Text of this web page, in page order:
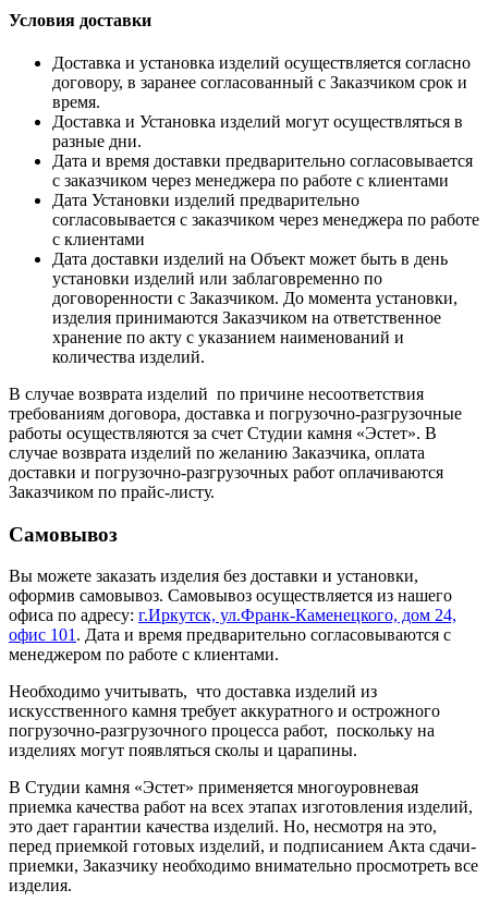
Условия доставки
Доставка и установка изделий осуществляется согласно
договору, в заранее согласованный с Заказчиком срок и
время.
Доставка и Установка изделий могут осуществляться в
разные дни.
Дата и время доставки предварительно согласовывается
с заказчиком через менеджера по работе с клиентами
Дата Установки изделий предварительно
согласовывается с заказчиком через менеджера по работе
с клиентами
Дата доставки изделий на Объект может быть в день
установки изделий или заблаговременно по
договоренности с Заказчиком. До момента установки,
изделия принимаются Заказчиком на ответственное
хранение по акту с указанием наименований и
количества изделий.
В случае возврата изделий по причине несоответствия
требованиям договора, доставка и погрузочно-разгрузочные
работы осуществляются за счет Студии камня «Эстет». В
случае возврата изделий по желанию Заказчика, оплата
доставки и погрузочно-разгрузочных работ оплачиваются
Заказчиком по прайс-листу.
Самовывоз
Вы можете заказать изделия без доставки и установки,
оформив самовывоз. Самовывоз осуществляется из нашего
офиса по адресу: г.Иркутск, ул.Франк-Каменецкого, дом 24,
офис 101 . Дата и время предварительно согласовываются с
менеджером по работе с клиентами.
Необходимо учитывать, что доставка изделий из
искусственного камня требует аккуратного и острожного
погрузочно-разгрузочного процесса работ, поскольку на
изделиях могут появляться сколы и царапины.
В Студии камня «Эстет» применяется многоуровневая
приемка качества работ на всех этапах изготовления изделий,
это дает гарантии качества изделий. Но, несмотря на это,
перед приемкой готовых изделий, и подписанием Акта сдачи-
приемки, Заказчику необходимо внимательно просмотреть все
изделия.